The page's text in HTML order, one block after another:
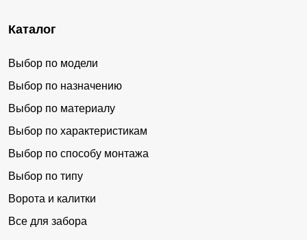
Каталог
Выбор по модели
Выбор по назначению
Выбор по материалу
Выбор по характеристикам
Выбор по способу монтажа
Выбор по типу
Ворота и калитки
Все для забора